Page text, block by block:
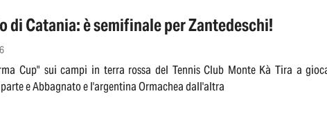
di Catania: è semifinale per Zantedeschi!
Cup" sui campi in terra rossa del Tennis Club Monte Kà Tira a
e Abbagnato e l'argentina Ormachea dall'altra